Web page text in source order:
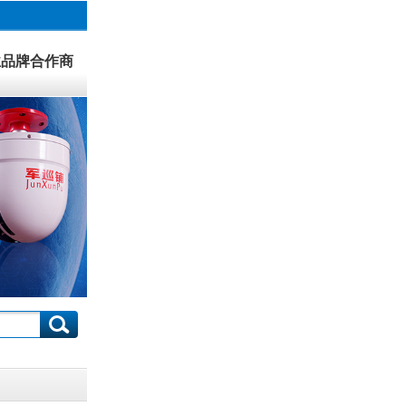
牌合作商